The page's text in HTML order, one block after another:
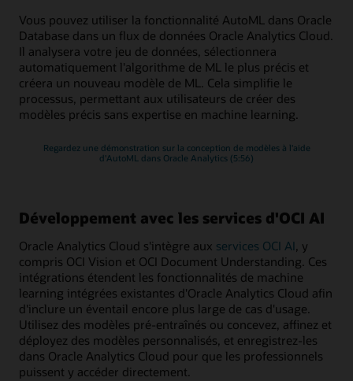
Vous pouvez utiliser la fonctionnalité AutoML dans Oracle
Database dans un flux de données Oracle Analytics Cloud.
Il analysera votre jeu de données, sélectionnera
automatiquement l'algorithme de ML le plus précis et
créera un nouveau modèle de ML. Cela simplifie le
processus, permettant aux utilisateurs de créer des
modèles précis sans expertise en machine learning.
Regardez une démonstration sur la conception de modèles à l'aide
d'AutoML dans Oracle Analytics (5:56)
Développement avec les services d'OCI AI
Oracle Analytics Cloud s'intègre aux services OCI AI, y
compris OCI Vision et OCI Document Understanding. Ces
intégrations étendent les fonctionnalités de machine
learning intégrées existantes d'Oracle Analytics Cloud afin
d'inclure un éventail encore plus large de cas d'usage.
Utilisez des modèles pré-entraînés ou concevez, affinez et
déployez des modèles personnalisés, et enregistrez-les
dans Oracle Analytics Cloud pour que les professionnels
puissent y accéder directement.